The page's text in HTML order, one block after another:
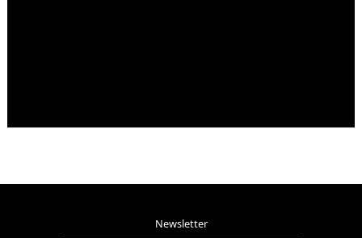
Newsletter